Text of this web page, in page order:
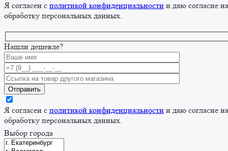
Я согласен с политикой конфиденциальности и даю согласие на
обработку персональных данных.
Нашли дешевле?
Я согласен с политикой конфиденциальности и даю согласие на
обработку персональных данных.
Выбор города